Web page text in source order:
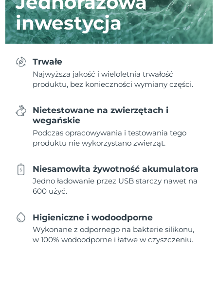
inwestycja
Trwałe
Najwyższa jakość i wieloletnia trwałość
produktu, bez konieczności wymiany części.
Nietestowane na zwierzętach i
wegańskie
Podczas opracowywania i testowania tego
produktu nie wykorzystano zwierząt.
Niesamowita żywotność akumulatora
Jedno ładowanie przez USB starczy nawet na
600 użyć.
Higieniczne i wodoodporne
Wykonane z odpornego na bakterie silikonu,
w 100% wodoodporne i łatwe w czyszczeniu.